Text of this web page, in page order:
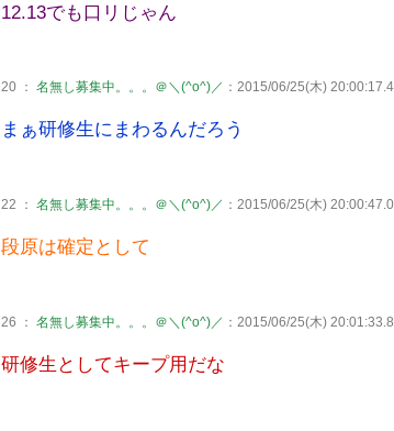
12.13でも口リじゃん
20 ： 名無し募集中。。。＠＼(^o^)／ ：2015/06/25(木)
まぁ研修生にまわるんだろう
22 ： 名無し募集中。。。＠＼(^o^)／ ：2015/06/25(木)
段原は確定として
26 ： 名無し募集中。。。＠＼(^o^)／ ：2015/06/25(木)
研修生としてキープ用だな